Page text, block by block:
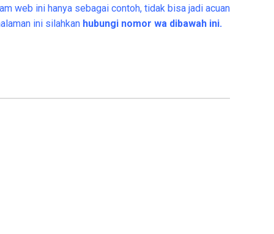
web ini hanya sebagai contoh, tidak bisa jadi acuan
ini silahkan hubungi nomor wa dibawah ini.